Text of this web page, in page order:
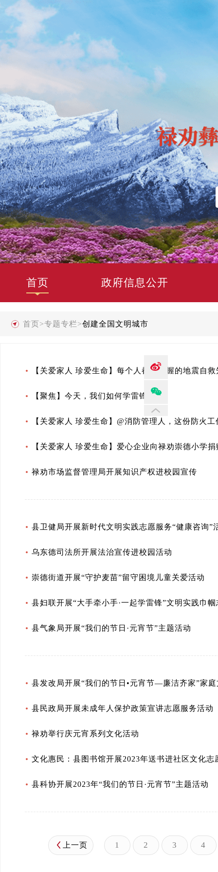
首页 政府信息公开
首页>专题专栏>创建全国文明城市
【关爱家人 珍爱生命】每个人都该掌握的地震自
【聚焦】今天，我们如何学雷锋？
【关爱家人 珍爱生命】@消防管理人，这份防火
【关爱家人 珍爱生命】爱心企业向禄劝崇德小学
禄劝市场监督管理局开展知识产权进校园宣传
县卫健局开展新时代文明实践志愿服务“健康咨询”
乌东德司法所开展法治宣传进校园活动
崇德街道开展“守护麦苗”留守困境儿童关爱活动
县妇联开展“大手牵小手·一起学雷锋”文明实践巾
县气象局开展“我们的节日·元宵节”主题活动
县发改局开展“我们的节日•元宵节—廉洁齐家”家
县民政局开展未成年人保护政策宣讲志愿服务活动
禄劝举行庆元宵系列文化活动
文化惠民：县图书馆开展2023年送书进社区文化志
县科协开展2023年“我们的节日·元宵节”主题活动
上一页 1 2 3 4